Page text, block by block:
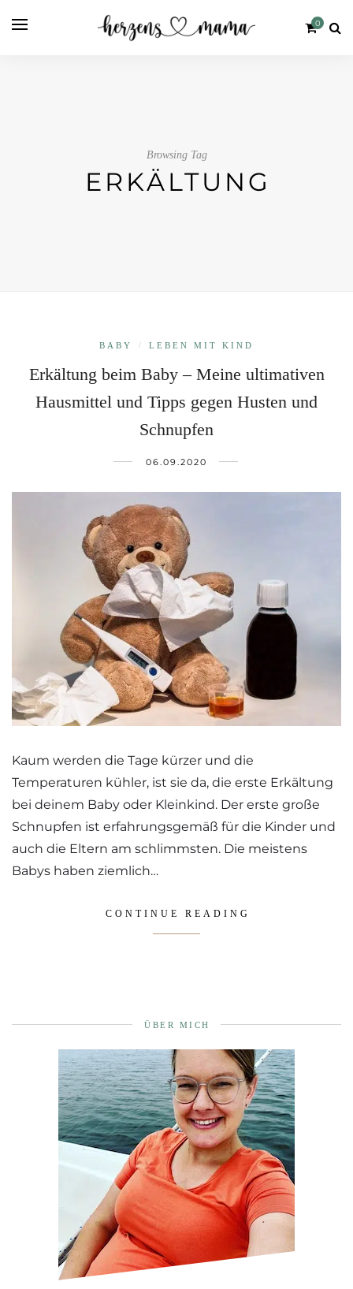
0
Browsing Tag
ERKÄLTUNG
BABY / LEBEN MIT KIND
Erkältung beim Baby – Meine ultimativen
Hausmittel und Tipps gegen Husten und
Schnupfen
06.09.2020
Kaum werden die Tage kürzer und die
Temperaturen kühler, ist sie da, die erste Erkältung
bei deinem Baby oder Kleinkind. Der erste große
Schnupfen ist erfahrungsgemäß für die Kinder und
auch die Eltern am schlimmsten. Die meistens
Babys haben ziemlich…
CONTINUE READING
ÜBER MICH